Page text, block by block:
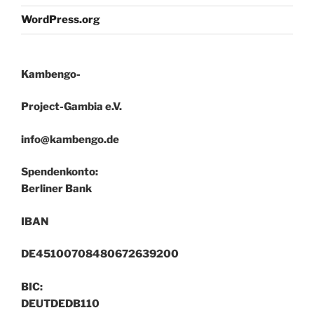
WordPress.org
Kambengo-
Project-Gambia e.V.
info@kambengo.de
Spendenkonto:
Berliner Bank
IBAN
DE45100708480672639200
BIC:
DEUTDEDB110